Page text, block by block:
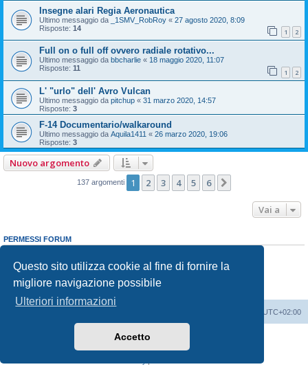
Questo sito utilizza cookie al fine di fornire la
migliore navigazione possibile
Ulteriori informazioni
Accetto
Insegne alari Regia Aeronautica
Ultimo messaggio da _1SMV_RobRoy « 27 agosto 2020, 8:09
Risposte: 14 1 2
Full on o full off ovvero radiale rotativo...
Ultimo messaggio da bbcharlie « 18 maggio 2020, 11:07
Risposte: 11 1 2
L' "urlo" dell' Avro Vulcan
Ultimo messaggio da pitchup « 31 marzo 2020, 14:57
Risposte: 3
F-14 Documentario/walkaround
Ultimo messaggio da Aquila1411 « 26 marzo 2020, 19:06
Risposte: 3
Nuovo argomento
137 argomenti 1 2 3 4 5 6
Vai a
PERMESSI FORUM
Non puoi
rispondere negli argomenti
Non puoimodificare i tuoi messaggi
Non puoicancellare i tuoi messaggi
Non puoi
inviare allegati
UTC+02:00
phpBB® Forum Software © phpBB Limited
phpBB-Italia.it